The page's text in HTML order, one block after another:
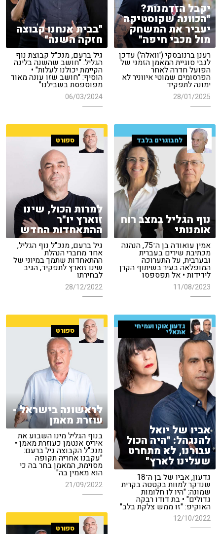
יקבל הזדמנות?
"הכוונה שקוסטיקה
יעביר את המשחק
מול מכבי חיפה"
רענן ברנובסקי ('וואלה') עדכן
לגבי סוגיית המאמן הזמני של
הפועל חדרה לאחר
הפרסומים שמוטי איווניר לא
ימונה לתפקיד
28/01/2025
"בבית אנחנו קבוצה
חזקה השנה"
גיל ברעם, מנכ"ל קבוצת נוף
הגליל: "חושב שהשנה בליגה
הקיימת יכולנו לעלות" •
הוסיף: "חושב שזו עונה מאוד
מפוספסת בשבילנו"
06/03/2024
למבוגרים בלבד
נוף הגליל במצב רוח
אומנותי
אמין עואודה בן ה־75, הנהנה
מכתיבת שירים בעברית
ובערבית, על התערוכה
המופלאה בעיר בשיתוף הקרן
לידידות • אל תפספסו
11/08/2023
ספורט
למרות הכול, שינו
זוארץ יו"ר
ההתאחדות החדש
גיל ברעם, מנכ"ל נוף הגליל,
אחד מחברי הנהלת
ההתאחדות שתמך במיוני של
שינו זוארץ לתפקיד, הגיב
לבחירתו
28/12/2022
גדעון אוקו ועמיחי
אתאלי
אביו של יואל
להנגהל: "היה הכול
עבורנו, לא מתחרט
שעלינו לארץ"
גדעון, אביו של בן ה־18
שנדקר למוות בקטטה בקרית
שמונה: "היו לו חלומות
גדולים" • בת דודו רבקה
האוקיפ: "זו ממש צלקת בלב"
12/10/2022
ספורט
לראשונה בישראל -
עוזרת מאמן
בנוף הגליל מינו השבוע את
איריס אנטמן כעוזרת מאמן •
מנכ"ל הקבוצה גיל ברעם:
"עקבנו אחריה תקופה
מסוימת, המאמן בחר בה כי
הוא מאמין בה"
21/09/2022
ספורט